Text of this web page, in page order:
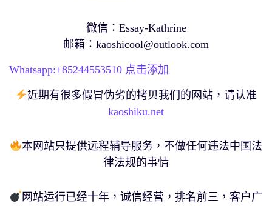
微信：Essay-Kathrine
邮箱： kaoshicool@outlook.com
Whatsapp:+85244553510 点击添加
近期有很多假冒伪劣的拷贝我们的网站，请认准
kaoshiku.net
本网站只提供远程辅导服务，不做任何违法中国法
律法规的事情
网站运行已经十年，诚信经营，排名前三，客户广